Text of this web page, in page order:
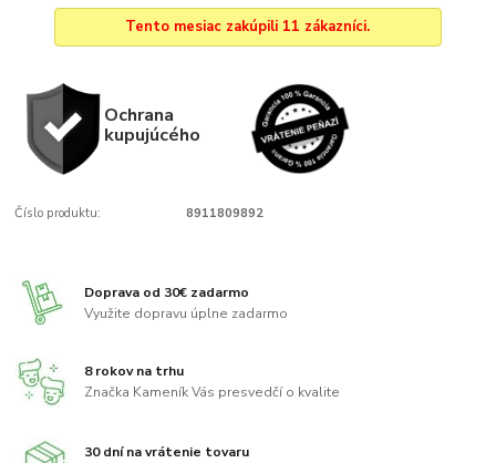
Tento mesiac zakúpili 11 zákazníci.
Ochrana
kupujúcého
Číslo produktu: 8911809892
Doprava od 30€ zadarmo
Využite dopravu úplne zadarmo
8 rokov na trhu
Značka Kameník Vás presvedčí o kvalite
30 dní na vrátenie tovaru